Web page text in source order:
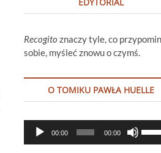
Recogito znaczy tyle, co
sobie, myśleć znowu o czymś.
O TOMIKU PAWŁA HUELLE
Odtwarzacz
plików
00:00 00:00